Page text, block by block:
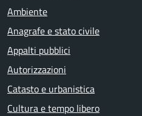
Ambiente
Anagrafe e stato civile
Appalti pubblici
Autorizzazioni
Catasto e urbanistica
Cultura e tempo libero